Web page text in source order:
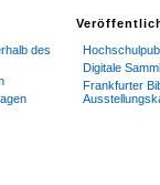
des
Digitale
Frankfurter